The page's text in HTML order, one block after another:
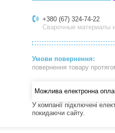
+380 (67) 324-74-22
Сварочные материалы
повернення товару
У компанії підключені
покидаючи сайту.